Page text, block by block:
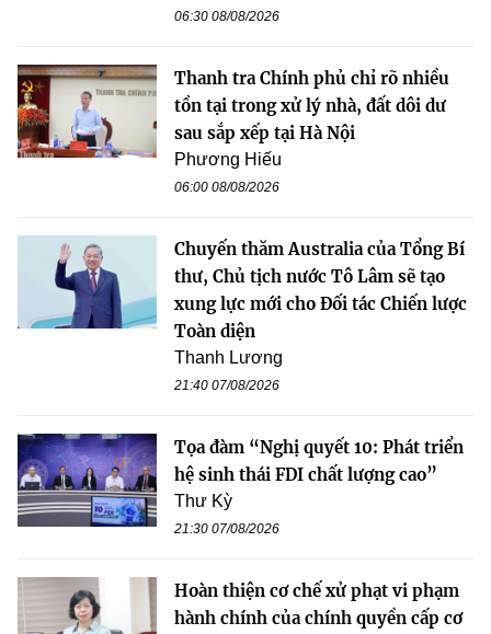
06:30 08/08/2026
Thanh tra Chính phủ chỉ rõ nhiều
tồn tại trong xử lý nhà, đất dôi dư
sau sắp xếp tại Hà Nội
Phương Hiếu
06:00 08/08/2026
Chuyến thăm Australia của Tổng Bí
thư, Chủ tịch nước Tô Lâm sẽ tạo
xung lực mới cho Đối tác Chiến lược
Toàn diện
Thanh Lương
21:40 07/08/2026
Tọa đàm “Nghị quyết 10: Phát triển
hệ sinh thái FDI chất lượng cao”
Thư Kỳ
21:30 07/08/2026
Hoàn thiện cơ chế xử phạt vi phạm
hành chính của chính quyền cấp cơ